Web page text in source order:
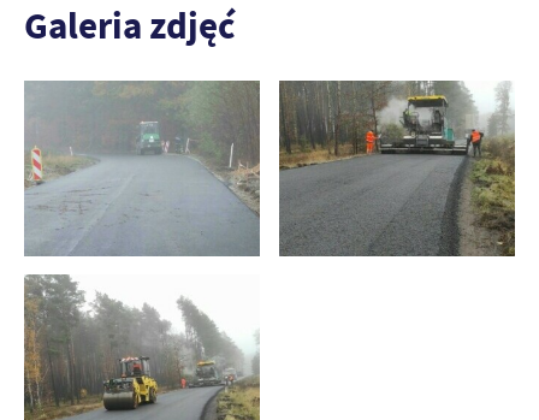
Galeria zdjęć